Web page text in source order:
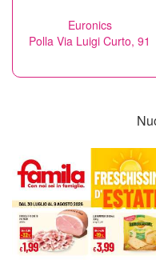
Euronics
Polla Via Luigi Curto, 91